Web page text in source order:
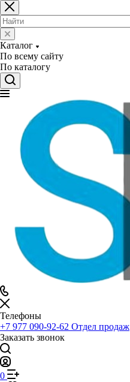
Каталог
По всему сайту
По каталогу
Телефоны
+7 977 090-92-62 Отдел продаж
Заказать звонок
0